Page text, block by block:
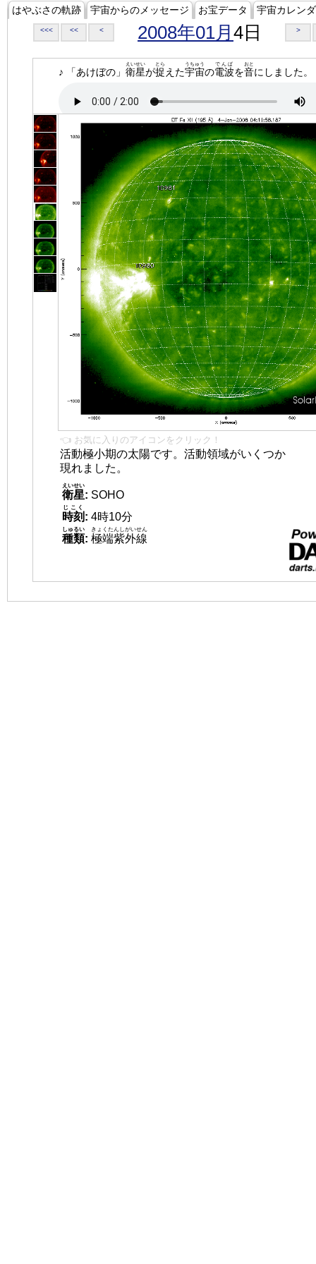
はやぶさの軌跡 宇宙からのメッセージ お宝データ 宇宙カレン
<<< << < 2008年01月 4日 >
♪ 「あけぼの」 衛星
えいせい
が捉
とら
えた宇宙
うちゅう
の電波
でんぱ
を音
おと
にしました。
👈 お気に入りのアイコンをクリック！
活動極小期の太陽です。活動領域がいくつか
現れました。
衛星
えいせい
: SOHO
時刻
じこく
: 4時10分
種類
しゅるい
: 極端紫外線
きょくたんしがいせん